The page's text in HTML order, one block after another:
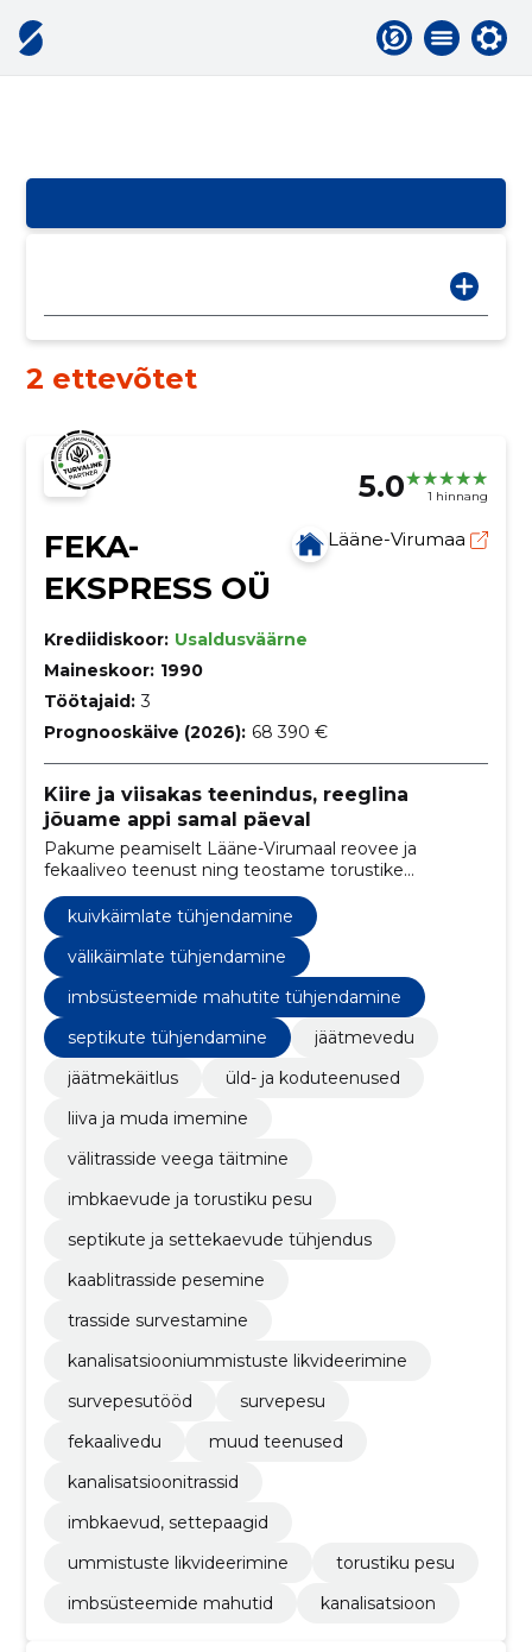
2 ettevõtet
5.0 1 hinnang
FEKA-
EKSPRESS OÜ
Lääne-Virumaa
Krediidiskoor: Usaldusväärne
Maineskoor: 1990
Töötajaid: 3
Prognooskäive (2026): 68 390 €
Kiire ja viisakas teenindus, reeglina
jõuame appi samal päeval
Pakume peamiselt Lääne-Virumaal reovee ja
fekaaliveo teenust ning teostame torustike
(välistrasside) survepesu. Tänaseks oleme
tööpiirkonda laiendanud ka naabermaakondadesse.
kuivkäimlate tühjendamine
välikäimlate tühjendamine
imbsüsteemide mahutite tühjendamine
septikute tühjendamine
jäätmevedu
jäätmekäitlus
üld- ja koduteenused
liiva ja muda imemine
välitrasside veega täitmine
imbkaevude ja torustiku pesu
septikute ja settekaevude tühjendus
kaablitrasside pesemine
trasside survestamine
kanalisatsiooniummistuste likvideerimine
survepesutööd
survepesu
fekaalivedu
muud teenused
kanalisatsioonitrassid
imbkaevud, settepaagid
ummistuste likvideerimine
torustiku pesu
imbsüsteemide mahutid
kanalisatsioon